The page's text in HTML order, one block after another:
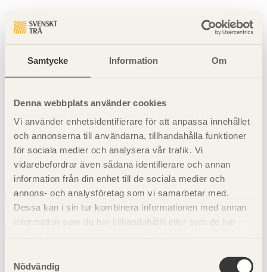
Samtycke Information Om
Denna webbplats använder cookies
Vi använder enhetsidentifierare för att anpassa innehållet
och annonserna till användarna, tillhandahålla funktioner
för sociala medier och analysera vår trafik. Vi
vidarebefordrar även sådana identifierare och annan
information från din enhet till de sociala medier och
annons- och analysföretag som vi samarbetar med.
Dessa kan i sin tur kombinera informationen med annan
information som du har tillhandahållit eller som de har
Nödvändig
Sidan hittades inte